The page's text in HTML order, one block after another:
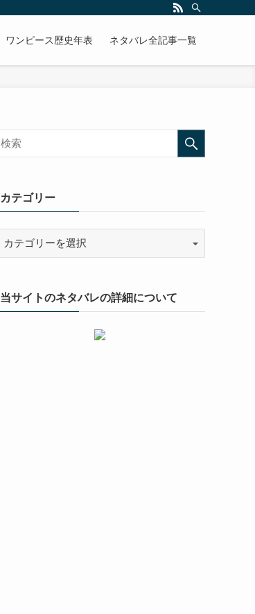
ワンピース歴史年表 ネタバレ全記事一覧
カテゴリー
当サイトのネタバレの詳細について